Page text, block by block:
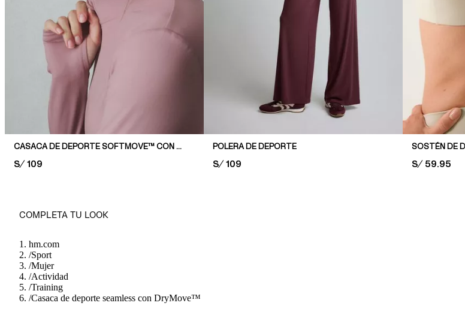
CASACA DE DEPORTE SOFTMOVE™ CON CIERRE
PRICE:
S/ 109
POLERA DE DEPORTE
PRICE:
S/ 109 PRICE:
S/ 59.95
COMPLETA TU LOOK
hm.com
/Sport
/Mujer
/Actividad
/Training
/Casaca de deporte seamless con DryMove™